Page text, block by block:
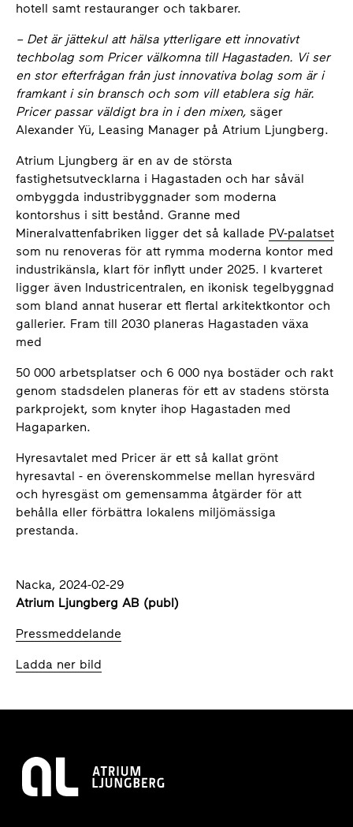
hotell samt restauranger och takbarer.
– Det är jättekul att hälsa ytterligare ett innovativt
techbolag som Pricer välkomna till Hagastaden. Vi ser
en stor efterfrågan från just innovativa bolag som är i
framkant i sin bransch och som vill etablera sig här.
Pricer passar väldigt bra in i den mixen, säger
Alexander Yü, Leasing Manager på Atrium Ljungberg.
Atrium Ljungberg är en av de största
fastighetsutvecklarna i Hagastaden och har såväl
ombyggda industribyggnader som moderna
kontorshus i sitt bestånd. Granne med
Mineralvattenfabriken ligger det så kallade PV-palatset
som nu renoveras för att rymma moderna kontor med
industrikänsla, klart för inflytt under 2025. I kvarteret
ligger även Industricentralen, en ikonisk tegelbyggnad
som bland annat huserar ett flertal arkitektkontor och
gallerier. Fram till 2030 planeras Hagastaden växa
med
50 000 arbetsplatser och 6 000 nya bostäder och rakt
genom stadsdelen planeras för ett av stadens största
parkprojekt, som knyter ihop Hagastaden med
Hagaparken.
Hyresavtalet med Pricer är ett så kallat grönt
hyresavtal - en överenskommelse mellan hyresvärd
och hyresgäst om gemensamma åtgärder för att
behålla eller förbättra lokalens miljömässiga
prestanda.
Nacka, 2024-02-29
Atrium Ljungberg AB (publ)
Pressmeddelande
Ladda ner bild